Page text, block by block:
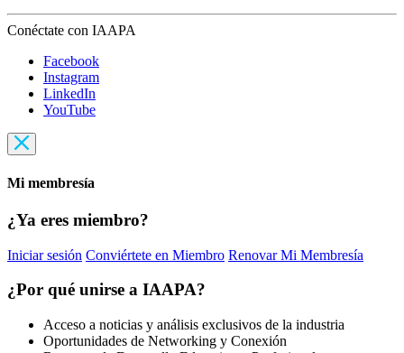
Conéctate con IAAPA
Facebook
Instagram
LinkedIn
YouTube
Mi membresía
¿Ya eres miembro?
Iniciar sesión Conviértete en Miembro Renovar Mi Membresía
¿Por qué unirse a IAAPA?
Acceso a noticias y análisis exclusivos de la industria
Oportunidades de Networking y Conexión